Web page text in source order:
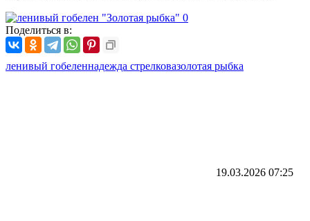
Поделиться в:
ленивый гобеленнадежда стрелковазолотая рыбка
19.03.2026 07:25